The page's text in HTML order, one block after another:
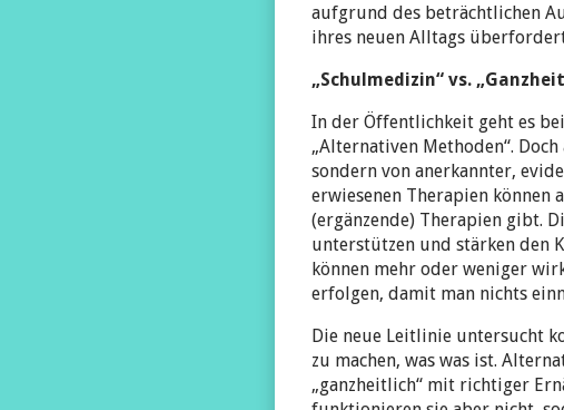
aufgrund des beträchtlichen
ihres neuen Alltags
„Schulmedizin“ vs.
In der Öffentlichkeit geht es
„Alternativen Methoden“.
sondern von anerkannter,
erwiesenen Therapien können
(ergänzende) Therapien gibt.
unterstützen und stärken den
können mehr oder weniger
erfolgen, damit man nichts
Die neue Leitlinie untersucht
zu machen, was was ist.
„ganzheitlich“ mit richtiger